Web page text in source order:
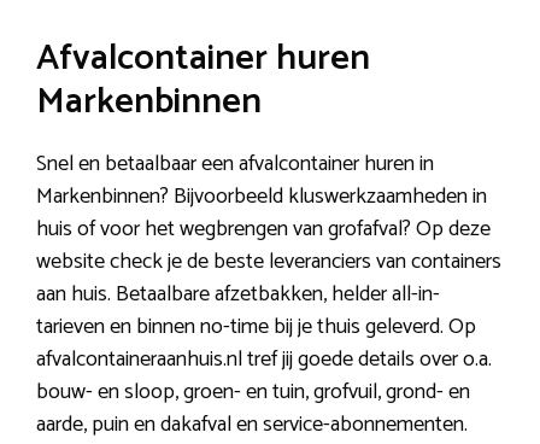
Afvalcontainer huren
Markenbinnen
Snel en betaalbaar een afvalcontainer huren in
Markenbinnen? Bijvoorbeeld kluswerkzaamheden in
huis of voor het wegbrengen van grofafval? Op deze
website check je de beste leveranciers van containers
aan huis. Betaalbare afzetbakken, helder all-in-
tarieven en binnen no-time bij je thuis geleverd. Op
afvalcontaineraanhuis.nl tref jij goede details over o.a.
bouw- en sloop, groen- en tuin, grofvuil, grond- en
aarde, puin en dakafval en service-abonnementen.